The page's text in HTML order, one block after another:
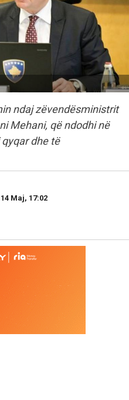
ndaj zëvendësministrit
Mehani, që ndodhi në
dhe të
Maj, 17:02